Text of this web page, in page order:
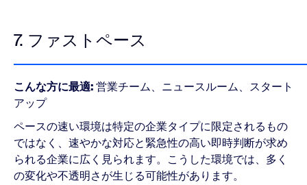
7. ファストペース
こんな方に最適:営業チーム、ニュースルーム、スタート
アップ
ペースの速い環境は特定の企業タイプに限定されるもの
ではなく、速やかな対応と緊急性の高い即時判断が求め
られる企業に広く見られます。こうした環境では、多く
の変化や不透明さが生じる可能性があります。